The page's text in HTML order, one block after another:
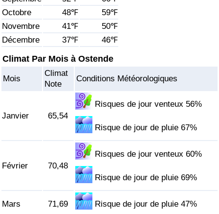
Octobre
48℉
59℉
Novembre
41℉
50℉
Décembre
37℉ 46℉
Climat Par Mois à Ostende
Mois
Climat
Note
Conditions Météorologiques
Janvier 65,54
Risques de jour venteux 56%
Risque de jour de pluie 67%
Février 70,48
Risques de jour venteux 60%
Risque de jour de pluie 69%
Mars 71,69 Risque de jour de pluie 47%
Soins de santé
Indice des soins de santé (Actuel)
Indice des soins de santé par Pays
Pollution
Indice de Pollution (Actuel)
Indice de pollution
Indice de Pollution par Pays